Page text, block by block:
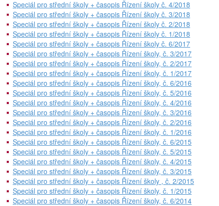
Speciál pro střední školy + časopis Řízení školy č. 4/2018
Speciál pro střední školy + časopis Řízení školy č. 3/2018
Speciál pro střední školy + časopis Řízení školy č. 2/2018
Speciál pro střední školy + časopis Řízení školy č. 1/2018
Speciál pro střední školy + časopis Řízení školy č. 6/2017
Speciál pro střední školy + časopis Řízení školy, č. 3/2017
Speciál pro střední školy + časopis Řízení školy, č. 2/2017
Speciál pro střední školy + časopis Řízení školy, č. 1/2017
Speciál pro střední školy + časopis Řízení školy, č. 6/2016
Speciál pro střední školy + časopis Řízení školy, č. 5/2016
Speciál pro střední školy + časopis Řízení školy, č. 4/2016
Speciál pro střední školy + časopis Řízení školy, č. 3/2016
Speciál pro střední školy + časopis Řízení školy, č. 2/2016
Speciál pro střední školy + časopis Řízení školy, č. 1/2016
Speciál pro střední školy + časopis Řízení školy, č. 6/2015
Speciál pro střední školy + časopis Řízení školy, č. 5/2015
Speciál pro střední školy + časopis Řízení školy, č. 4/2015
Speciál pro střední školy + časopis Řízení školy, č. 3/2015
Speciál pro střední školy + časopis Řízení školy , č. 2/2015
Speciál pro střední školy + časopis Řízení školy, č. 1/2015
Speciál pro střední školy + časopis Řízení školy, č. 6/2014